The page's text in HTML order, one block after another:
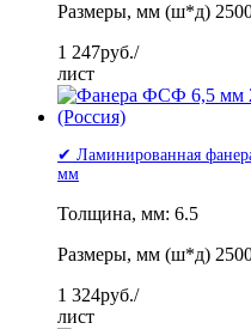
Размеры, мм (ш*д)
1 247руб./
лист
✔ Ламинированная
мм
Толщина, мм: 6.5
Размеры, мм (ш*д)
1 324руб./
лист